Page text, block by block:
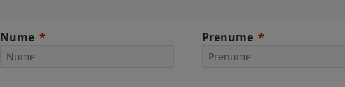
Nume Prenume